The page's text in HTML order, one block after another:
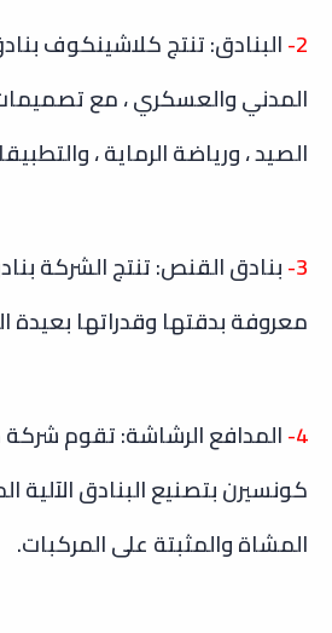
2- البنادق: تنتج كلاشينكوف
المدني والعسكري ، مع
الصيد ، ورياضة الرماية ،
3- بنادق القنص: تنتج الشركة
معروفة بدقتها وقدراتها بعيدة
4- المدافع الرشاشة: تقوم
كونسيرن بتصنيع البنادق
المشاة والمثبتة على المركبات.